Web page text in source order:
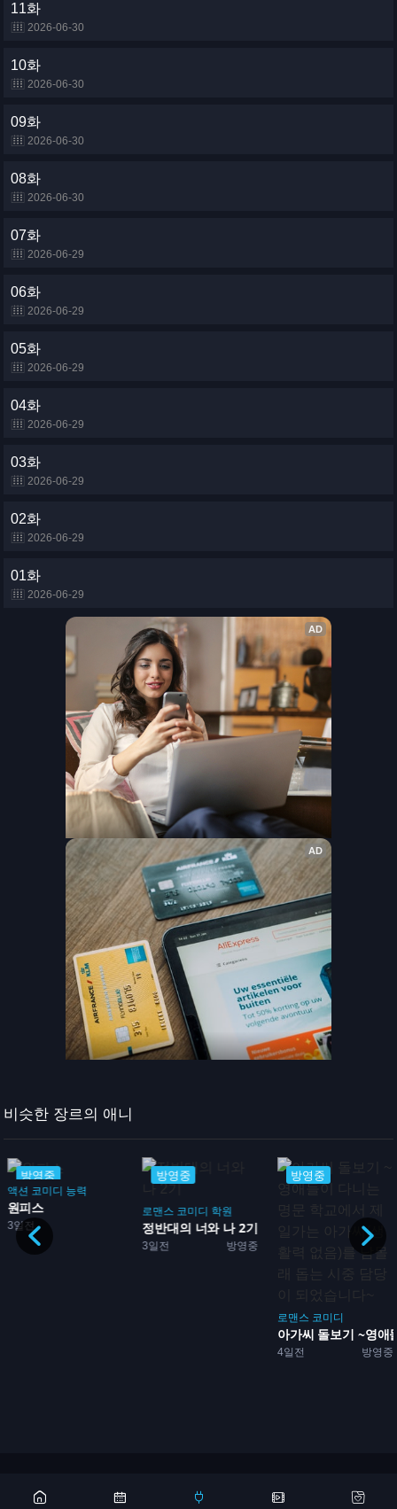
11화
2026-06-30
10화
2026-06-30
09화
2026-06-30
08화
2026-06-30
07화
2026-06-29
06화
2026-06-29
05화
2026-06-29
04화
2026-06-29
03화
2026-06-29
02화
2026-06-29
01화
2026-06-29
비슷한 장르의 애니
성방...
방영중
액션 코미디 능력
3일전
원피스
방영중
로맨스 코미디 학원
3일전 방영중
정반대의 너와 나 2기
방영중
로맨스 코미디
4일전 방영중
아가씨 돌보기 ~영애
Copyright 2026 © 애니어바웃, aniabout.com. All Rights Reserved